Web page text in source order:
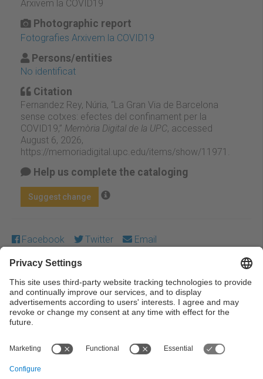
Arxivem la COVID19
Photographic report
Fotografies Arxivem la COVID19
Persons/entities
No identificat
Citation
Fernandez Rey, Núria, “La Gran Via de Barcelona
sense cotxes: efectes del confinament per la
COVID19,” Memòria Digital de la UPC, accessed
August 6, 2026,
https://memoriadigital.upc.edu/items/show/11971
Help us complete the cataloging
Suggest change
Facebook Twitter Email
Except where otherwise noted, content on this work is
licensed under a Creative Commons license:Attribution-
NonCommercial-NoDerivs 3.0 Spain